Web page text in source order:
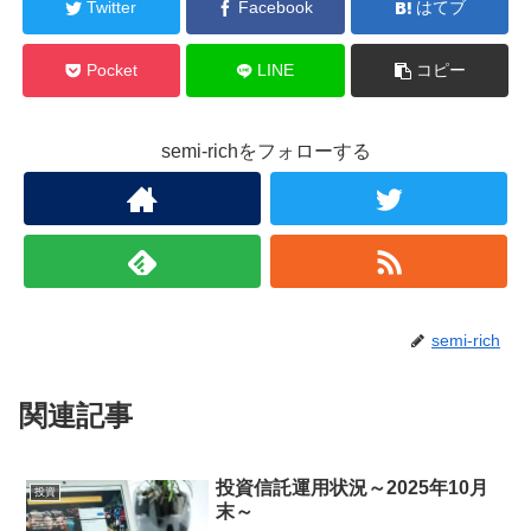
Twitter Facebook はてブ
Pocket LINE コピー
semi-richをフォローする
semi-rich
関連記事
投資
投資信託運用状況～2025年10月
末～